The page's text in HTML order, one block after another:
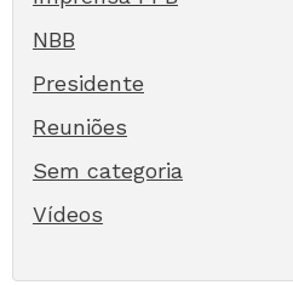
NBB
Presidente
Reuniões
Sem categoria
Vídeos